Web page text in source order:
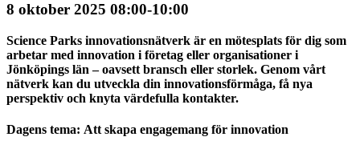
8 oktober 2025 08:00-10:00
Science Parks innovationsnätverk är en mötesplats för dig som
arbetar med innovation i företag eller organisationer i
Jönköpings län – oavsett bransch eller storlek. Genom vårt
nätverk kan du utveckla din innovationsförmåga, få nya
perspektiv och knyta värdefulla kontakter.
Dagens tema: Att skapa engagemang för innovation